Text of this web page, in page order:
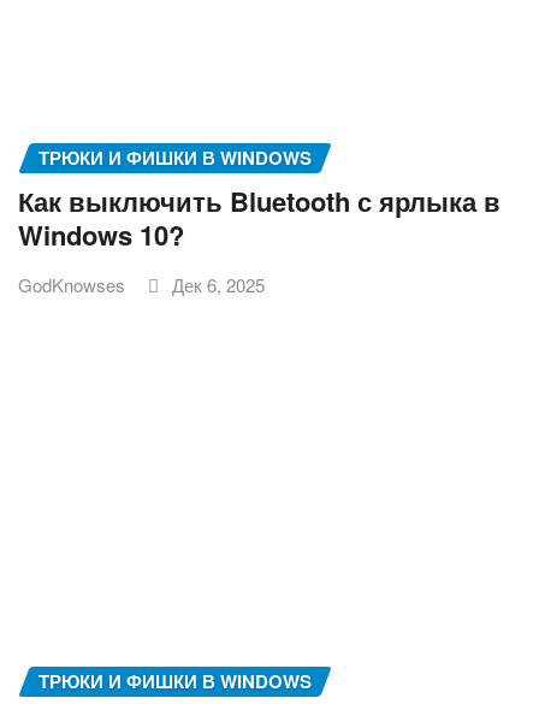
ТРЮКИ И ФИШКИ В WINDOWS
Как выключить Bluetooth с ярлыка в
Windows 10?
GodKnowses Дек 6, 2025
ТРЮКИ И ФИШКИ В WINDOWS